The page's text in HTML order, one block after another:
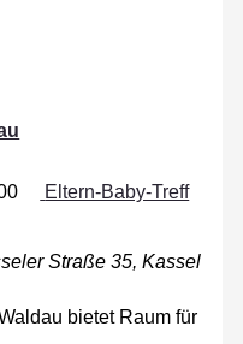
Eltern-Baby-Treff
Straße 35, Kassel
bietet Raum für